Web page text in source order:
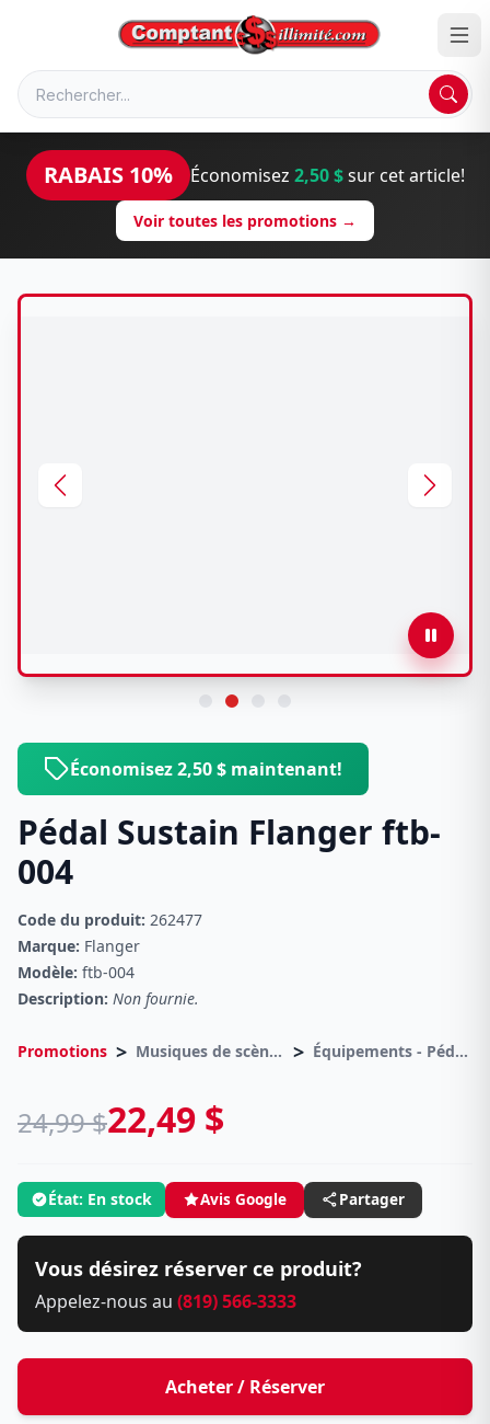
RABAIS 10% Économisez 2,50 $sur cet article!
Voir toutes les promotions →
Économisez 2,50 $ maintenant!
Pédal Sustain Flanger ftb-
004
Code du produit: 262477
Marque: Flanger
Modèle: ftb-004
Description: Non fournie.
Promotions > Musiques de scènes > Équipements - Pédales d effets
24,99 $22,49 $
État: En stock Avis Google Partager
Vous désirez réserver ce produit?
Appelez-nous au (819) 566-3333
Acheter / Réserver